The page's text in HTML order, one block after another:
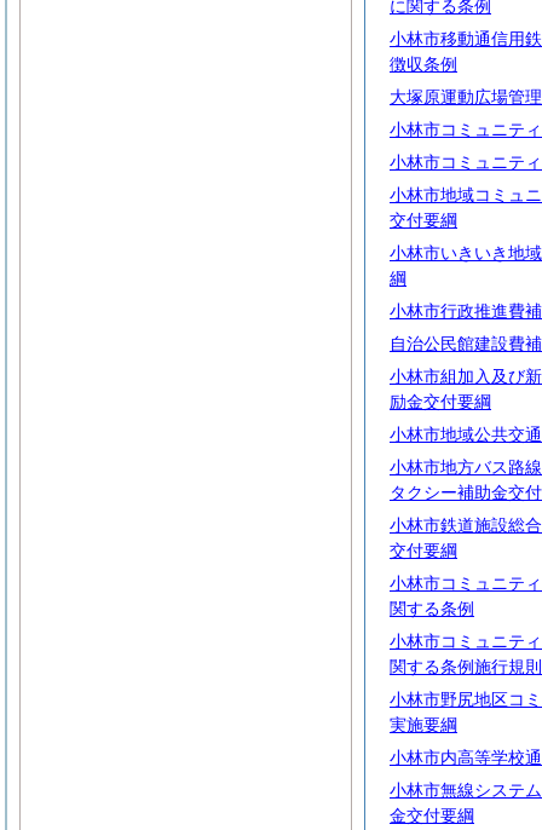
に関する条例
小林市移動通信用
徴収条例
大塚原運動広場管
小林市コミュニテ
小林市コミュニテ
小林市地域コミュ
交付要綱
小林市いきいき地
綱
小林市行政推進費
自治公民館建設費
小林市組加入及び
励金交付要綱
小林市地域公共交
小林市地方バス路
タクシー補助金交
小林市鉄道施設総
交付要綱
小林市コミュニテ
関する条例
小林市コミュニテ
関する条例施行規則
小林市野尻地区コ
実施要綱
小林市内高等学校
小林市無線システ
金交付要綱